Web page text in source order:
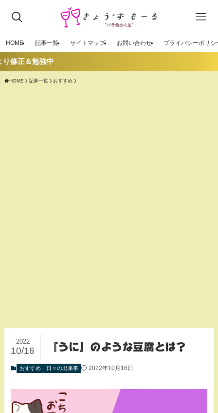
HOME 記事一覧 サイトマップ お問い合わせ プライバシーポリシ
勉強中
HOME 記事一覧 おすすめ
『うに』のような豆腐とは？
2022
10/16
おすすめ 日々の出来事 2022年10月16日